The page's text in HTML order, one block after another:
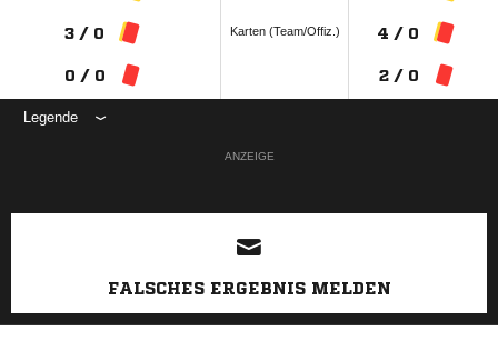
3 / 0
0 / 0
Karten (Team/Offiz.) 4 / 0
2 / 0
Legende
ANZEIGE
FALSCHES ERGEBNIS MELDEN